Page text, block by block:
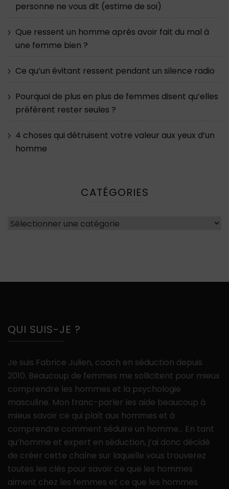
personne ne vous dit (estime de soi)
Que ressent un homme après avoir fait du mal à
une femme bien ?
Ce qu’un évitant ressent pendant un silence radio
Pourquoi de plus en plus de femmes disent qu’elles
préfèrent rester seules ?
4 choses qui détruisent votre valeur aux yeux d’un
homme
CATÉGORIES
Catégories
QUI SUIS-JE ?
Je suis Fabrice Julien, coach en séduction depuis
2010. Beaucoup de femmes me sollicitent pour mieux
comprendre les hommes et la psychologie
masculine. Mon franc-parler les aide beaucoup à
mieux savoir ce qui plaît aux hommes et à
comprendre comment séduire un homme… En tant
qu’homme et expert en séduction, j’ai donc décidé
de créer cette chaîne sur laquelle vous trouverez
toutes les clés pour savoir ce que les hommes
aiment chez les femmes et ce que les hommes